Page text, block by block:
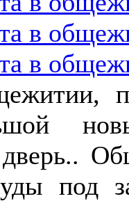
дверь..
под